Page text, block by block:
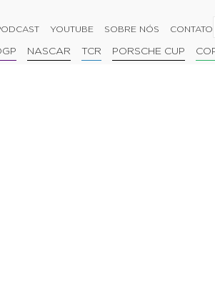
YOUTUBE SOBRE NÓS CONTATO
NASCAR TCR PORSCHE CUP